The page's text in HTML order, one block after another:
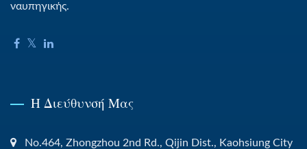
ναυπηγικής.
Η Διεύθυνσή Μας
No.464, Zhongzhou 2nd Rd., Qijin Dist., Kaohsiung City